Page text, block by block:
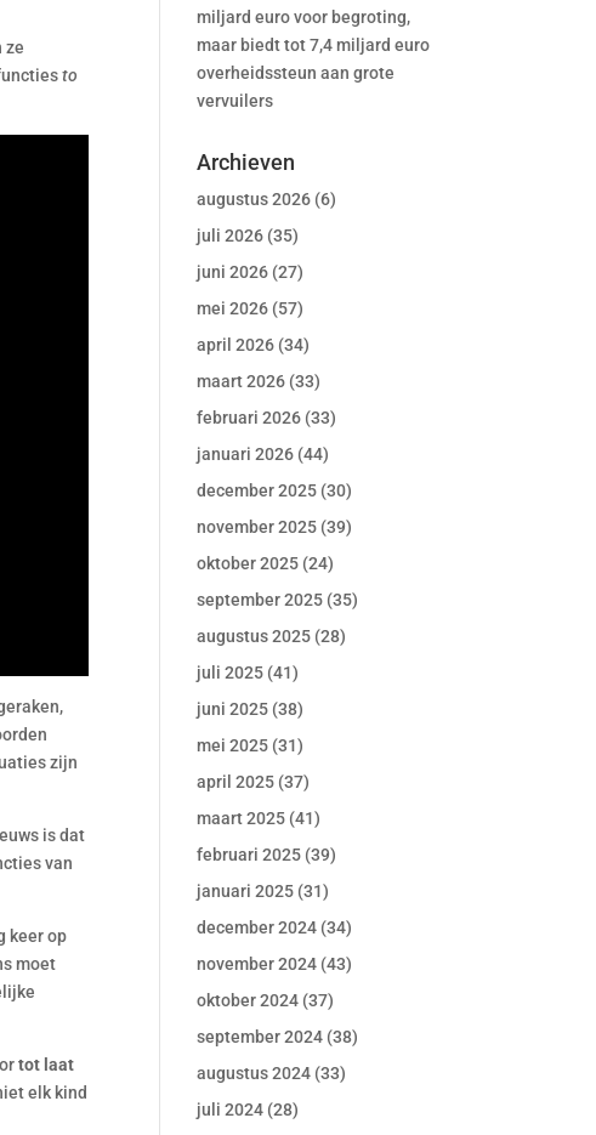
ze
to
zijn
is dat
van
keer op
moet
tot laat
elk kind
miljard euro voor begroting,
maar biedt tot 7,4 miljard euro
overheidssteun aan grote
vervuilers
Archieven
augustus 2026 (6)
juli 2026 (35)
juni 2026 (27)
mei 2026 (57)
april 2026 (34)
maart 2026 (33)
februari 2026 (33)
januari 2026 (44)
december 2025 (30)
november 2025 (39)
oktober 2025 (24)
september 2025 (35)
augustus 2025 (28)
juli 2025 (41)
juni 2025 (38)
mei 2025 (31)
april 2025 (37)
maart 2025 (41)
februari 2025 (39)
januari 2025 (31)
december 2024 (34)
november 2024 (43)
oktober 2024 (37)
september 2024 (38)
augustus 2024 (33)
juli 2024 (28)